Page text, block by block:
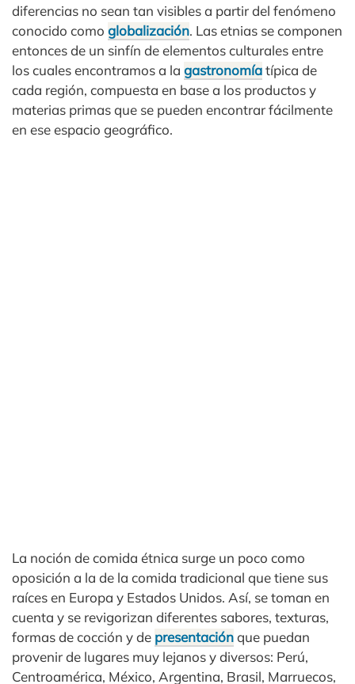
diferencias no sean tan visibles a partir del fenómeno
conocido como globalización. Las etnias se componen
entonces de un sinfín de elementos culturales entre
los cuales encontramos a la gastronomíatípica de
cada región, compuesta en base a los productos y
materias primas que se pueden encontrar fácilmente
en ese espacio geográfico.
La noción de comida étnica surge un poco como
oposición a la de la comida tradicional que tiene sus
raíces en Europa y Estados Unidos. Así, se toman en
cuenta y se revigorizan diferentes sabores, texturas,
formas de cocción y de presentaciónque puedan
provenir de lugares muy lejanos y diversos: Perú,
Centroamérica, México, Argentina, Brasil, Marruecos,